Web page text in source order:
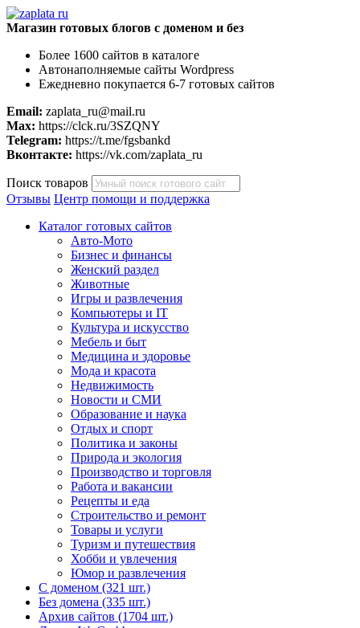
Магазин готовых блогов с доменом и без
Более 1600 сайтов в каталоге
Автонаполняемые сайты Wordpress
Ежедневно покупается 6-7 готовых сайтов
Email: zaplata_ru@mail.ru
Max: https://clck.ru/3SZQNY
Telegram: https://t.me/fgsbankd
Вконтакте: https://vk.com/zaplata_ru
Поиск товаров
Отзывы Центр помощи и поддержка
Каталог готовых сайтов
Авто-Мото
Бизнес и финансы
Женский раздел
Животные
Игры и развлечения
Компьютеры и IT
Культура и искусство
Мебель и быт
Медицина и здоровье
Мода и красота
Недвижимость
Новости и СМИ
Образование и наука
Отдых и спорт
Политика и законы
Природа и экология
Производство и торговля
Работа и вакансии
Рецепты и еда
Строительство и ремонт
Товары и услуги
Туризм и путешествия
Хобби и увлечения
Юмор и развлечения
С доменом (321 шт.)
Без домена (335 шт.)
Архив сайтов (1704 шт.)